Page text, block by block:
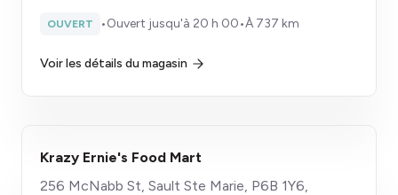
OUVERT •Ouvert jusqu'à 20 h 00•À 737 km
Voir les détails du magasin
Krazy Ernie's Food Mart
256 McNabb St, Sault Ste Marie, P6B 1Y6,